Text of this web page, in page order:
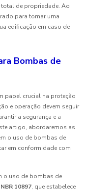
de propriedade. Ao
para tomar uma
edificação em caso de
Bombas de
papel crucial na proteção
e operação devem seguir
a segurança e a
artigo, abordaremos as
o uso de bombas de
em conformidade com
o uso de bombas de
10897, que estabelece